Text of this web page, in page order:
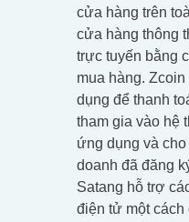
cửa hàng trên
cửa hàng thông
trực tuyến bằng
mua hàng.
dụng để thanh
tham gia vào hệ
ứng dụng và
doanh đã đăng
Satang hỗ trợ
điện tử một cách